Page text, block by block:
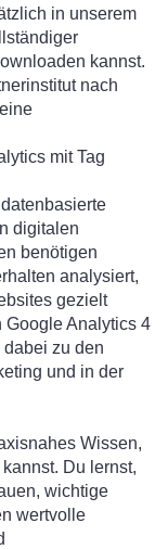
in unserem
kannst.
nach
mit Tag
digitalen
benötigen
analysiert,
gezielt
Google Analytics 4
zu den
und in der
Wissen,
Du lernst,
wichtige
wertvolle